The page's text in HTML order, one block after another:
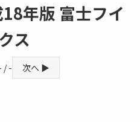
年版 富士フイ
ス
/ - 次へ ▶